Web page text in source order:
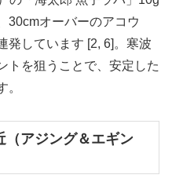
30cmオーバーのアコウ
発しています [2, 6]。寒波
トを狙うことで、安定した
。
アジング＆エギン